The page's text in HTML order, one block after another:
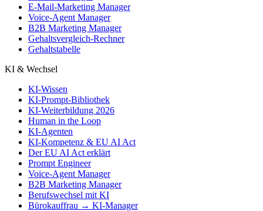
E-Mail-Marketing Manager
Voice-Agent Manager
B2B Marketing Manager
Gehaltsvergleich-Rechner
Gehaltstabelle
KI & Wechsel
KI-Wissen
KI-Prompt-Bibliothek
KI-Weiterbildung 2026
Human in the Loop
KI-Agenten
KI-Kompetenz & EU AI Act
Der EU AI Act erklärt
Prompt Engineer
Voice-Agent Manager
B2B Marketing Manager
Berufswechsel mit KI
Bürokauffrau → KI-Manager